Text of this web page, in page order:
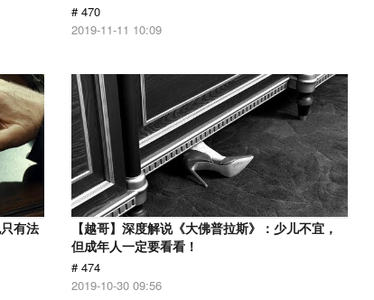
# 470
2019-11-11 10:09
有法
【越哥】深度解说《大佛普拉斯》：少儿不宜，
但成年人一定要看看！
# 474
2019-10-30 09:56